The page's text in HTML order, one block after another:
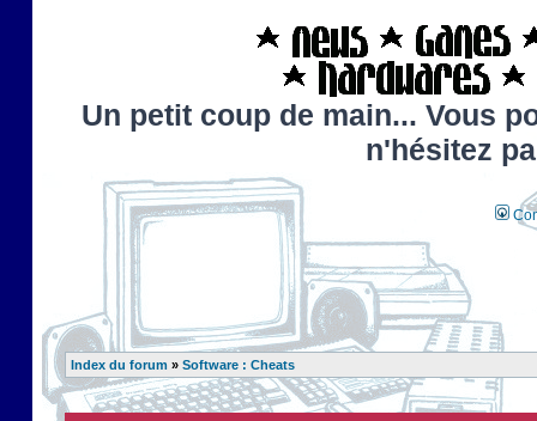
Un petit coup de main... Vous
n'hésitez
Index du forum » Software : Cheats